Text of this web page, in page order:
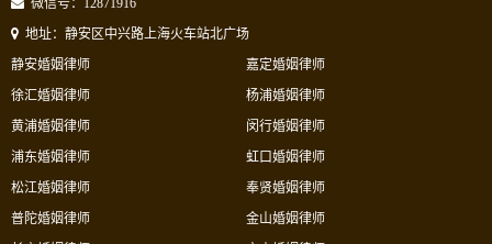
微信号：12871916
地址：静安区中兴路上海火车站北广场
静安婚姻律师
徐汇婚姻律师
黄浦婚姻律师
浦东婚姻律师
嘉定婚姻律师
杨浦婚姻律师
闵行婚姻律师
虹口婚姻律师
松江婚姻律师
普陀婚姻律师
奉贤婚姻律师
金山婚姻律师